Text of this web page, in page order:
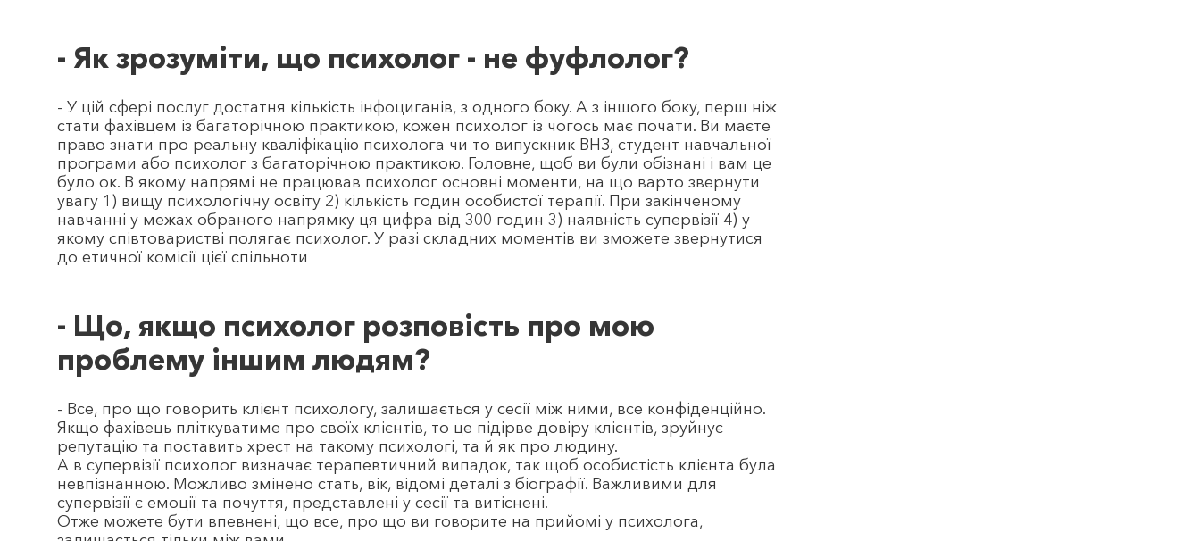
- Як зрозуміти, що психолог - не фуфлолог?
- У цій сфері послуг достатня кількість інфоциганів, з одного боку. А з іншого боку, перш ніж
стати фахівцем із багаторічною практикою, кожен психолог із чогось має почати. Ви маєте
право знати про реальну кваліфікацію психолога чи то випускник ВНЗ, студент навчальної
програми або психолог з багаторічною практикою. Головне, щоб ви були обізнані і вам це
було ок. В якому напрямі не працював психолог основні моменти, на що варто звернути
увагу 1) вищу психологічну освіту 2) кількість годин особистої терапії. При закінченому
навчанні у межах обраного напрямку ця цифра від 300 годин 3) наявність супервізії 4) у
якому співтоваристві полягає психолог. У разі складних моментів ви зможете звернутися
до етичної комісії цієї спільноти
- Що, якщо психолог розповість про мою
проблему іншим людям?
- Все, про що говорить клієнт психологу, залишається у сесії між ними, все конфіденційно.
Якщо фахівець пліткуватиме про своїх клієнтів, то це підірве довіру клієнтів, зруйнує
репутацію та поставить хрест на такому психологі, та й як про людину.
А в супервізії психолог визначає терапевтичний випадок, так щоб особистість клієнта була
невпізнанною. Можливо змінено стать, вік, відомі деталі з біографії. Важливими для
супервізії є емоції та почуття, представлені у сесії та витіснені.
Отже можете бути впевнені, що все, про що ви говорите на прийомі у психолога,